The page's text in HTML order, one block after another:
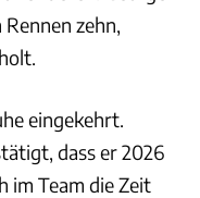
zehn,
eingekehrt.
dass er 2026
im Team die Zeit